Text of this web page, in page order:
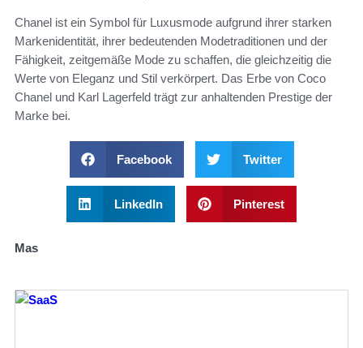
Chanel ist ein Symbol für Luxusmode aufgrund ihrer starken
Markenidentität, ihrer bedeutenden Modetraditionen und der
Fähigkeit, zeitgemäße Mode zu schaffen, die gleichzeitig die
Werte von Eleganz und Stil verkörpert. Das Erbe von Coco
Chanel und Karl Lagerfeld trägt zur anhaltenden Prestige der
Marke bei.
Facebook Twitter
LinkedIn Pinterest
Mas